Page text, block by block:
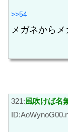
>>54
メガネから
321:風吹けば名